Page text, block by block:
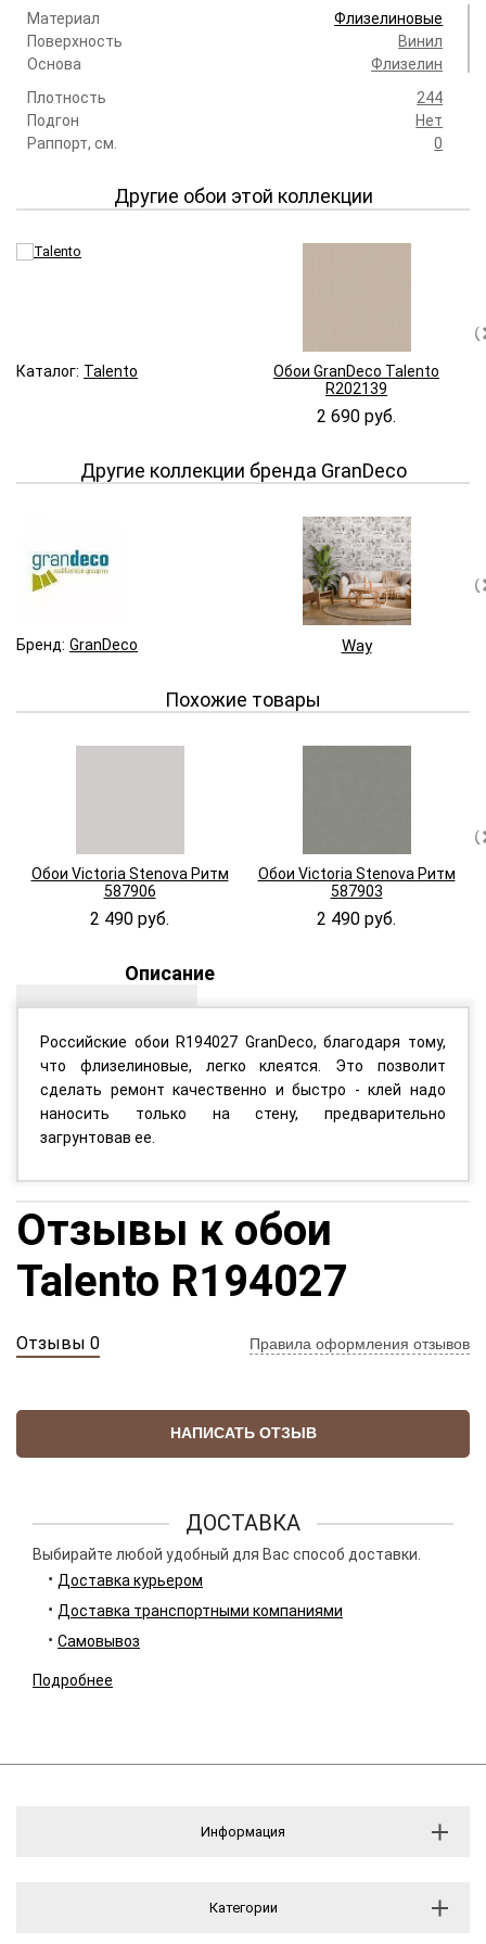
Материал
Флизелиновые
Поверхность
Винил
Основа
Флизелин
Плотность
244
Подгон
Нет
Раппорт, см.
0
Другие обои этой коллекции
Каталог: Talento
Обои GranDeco Talento
R202139
2 690 руб.
Другие коллекции бренда GranDeco
Бренд: GranDeco Way
Похожие товары
Обои Victoria Stenova Ритм
587906
2 490 руб.
Обои Victoria Stenova Ритм
587903
2 490 руб.
Описание
Российские обои R194027 GranDeco, благодаря тому,
что флизелиновые, легко клеятся. Это позволит
сделать ремонт качественно и быстро - клей надо
наносить только на стену, предварительно
загрунтовав ее.
Отзывы к обои
Talento R194027
Отзывы 0 Правила оформления отзывов
НАПИСАТЬ ОТЗЫВ
ДОСТАВКА
Выбирайте любой удобный для Вас способ доставки.
Доставка курьером
Доставка транспортными компаниями
Самовывоз
Подробнее
Информация
Категории